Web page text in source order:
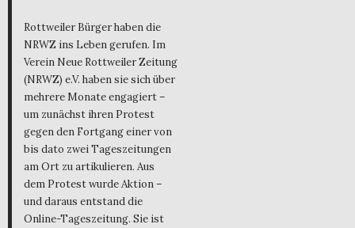
Rottweiler Bürger haben die
NRWZ ins Leben gerufen. Im
Verein Neue Rottweiler Zeitung
(NRWZ) e.V. haben sie sich über
mehrere Monate engagiert –
um zunächst ihren Protest
gegen den Fortgang einer von
bis dato zwei Tageszeitungen
am Ort zu artikulieren. Aus
dem Protest wurde Aktion –
und daraus entstand die
Online-Tageszeitung. Sie ist